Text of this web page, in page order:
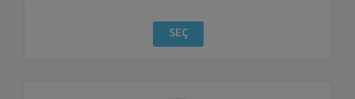
SEÇ